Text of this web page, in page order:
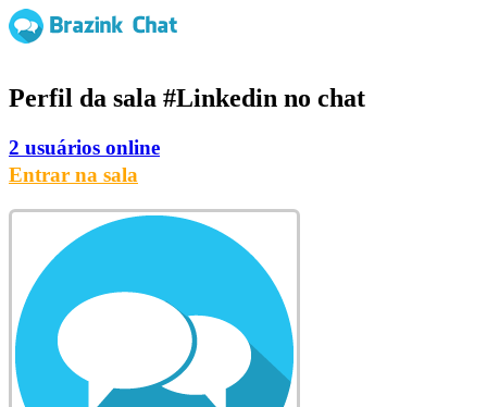
Perfil da sala #Linkedin no chat
2 usuários online
Entrar na sala